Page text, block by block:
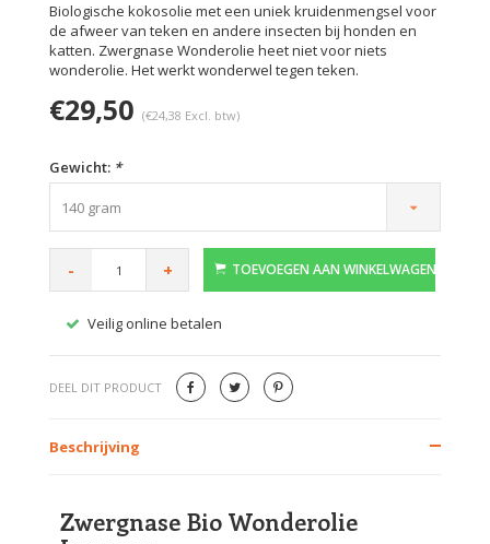
Biologische kokosolie met een uniek kruidenmengsel voor
de afweer van teken en andere insecten bij honden en
katten. Zwergnase Wonderolie heet niet voor niets
wonderolie. Het werkt wonderwel tegen teken.
€29,50 (€24,38 Excl. btw)
Gewicht: *
140 gram
- + TOEVOEGEN AAN WINKELWAGEN
Veilig online betalen
DEEL DIT PRODUCT
Beschrijving
Zwergnase Bio Wonderolie